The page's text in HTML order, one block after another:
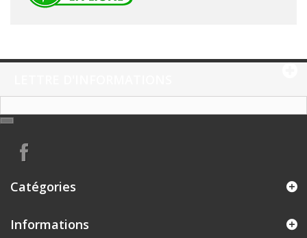
Catégories
Informations